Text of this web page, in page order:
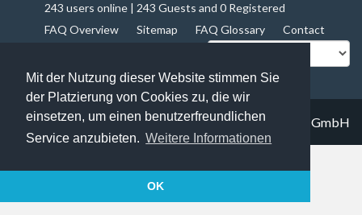
Mit der Nutzung dieser Website stimmen Sie
der Platzierung von Cookies zu, die wir
einsetzen, um einen benutzerfreundlichen
Service anzubieten. Weitere Informationen
OK
243 users online | 243 Guests and 0 Registered
FAQ Overview
Sitemap FAQ Glossary
Contact
© 2019Trapez IT solutions GmbH